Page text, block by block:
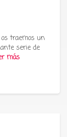
traemos un
serie de
más